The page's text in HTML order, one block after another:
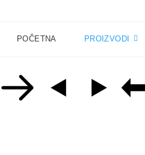
POČETNA PROIZVODI